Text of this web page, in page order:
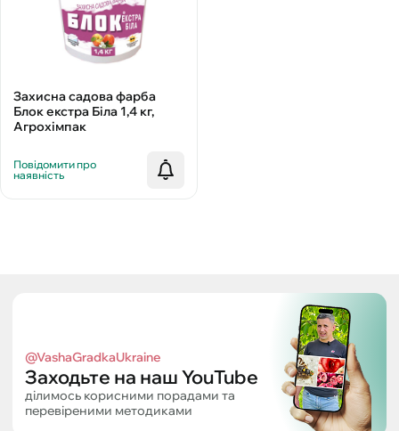
Захисна садова фарба
Блок екстра Біла 1,4 кг,
Агрохімпак
Повідомити про
наявність
@VashaGradkaUkraine
Заходьте на наш YouTube
ділимось корисними порадами та
перевіреними методиками